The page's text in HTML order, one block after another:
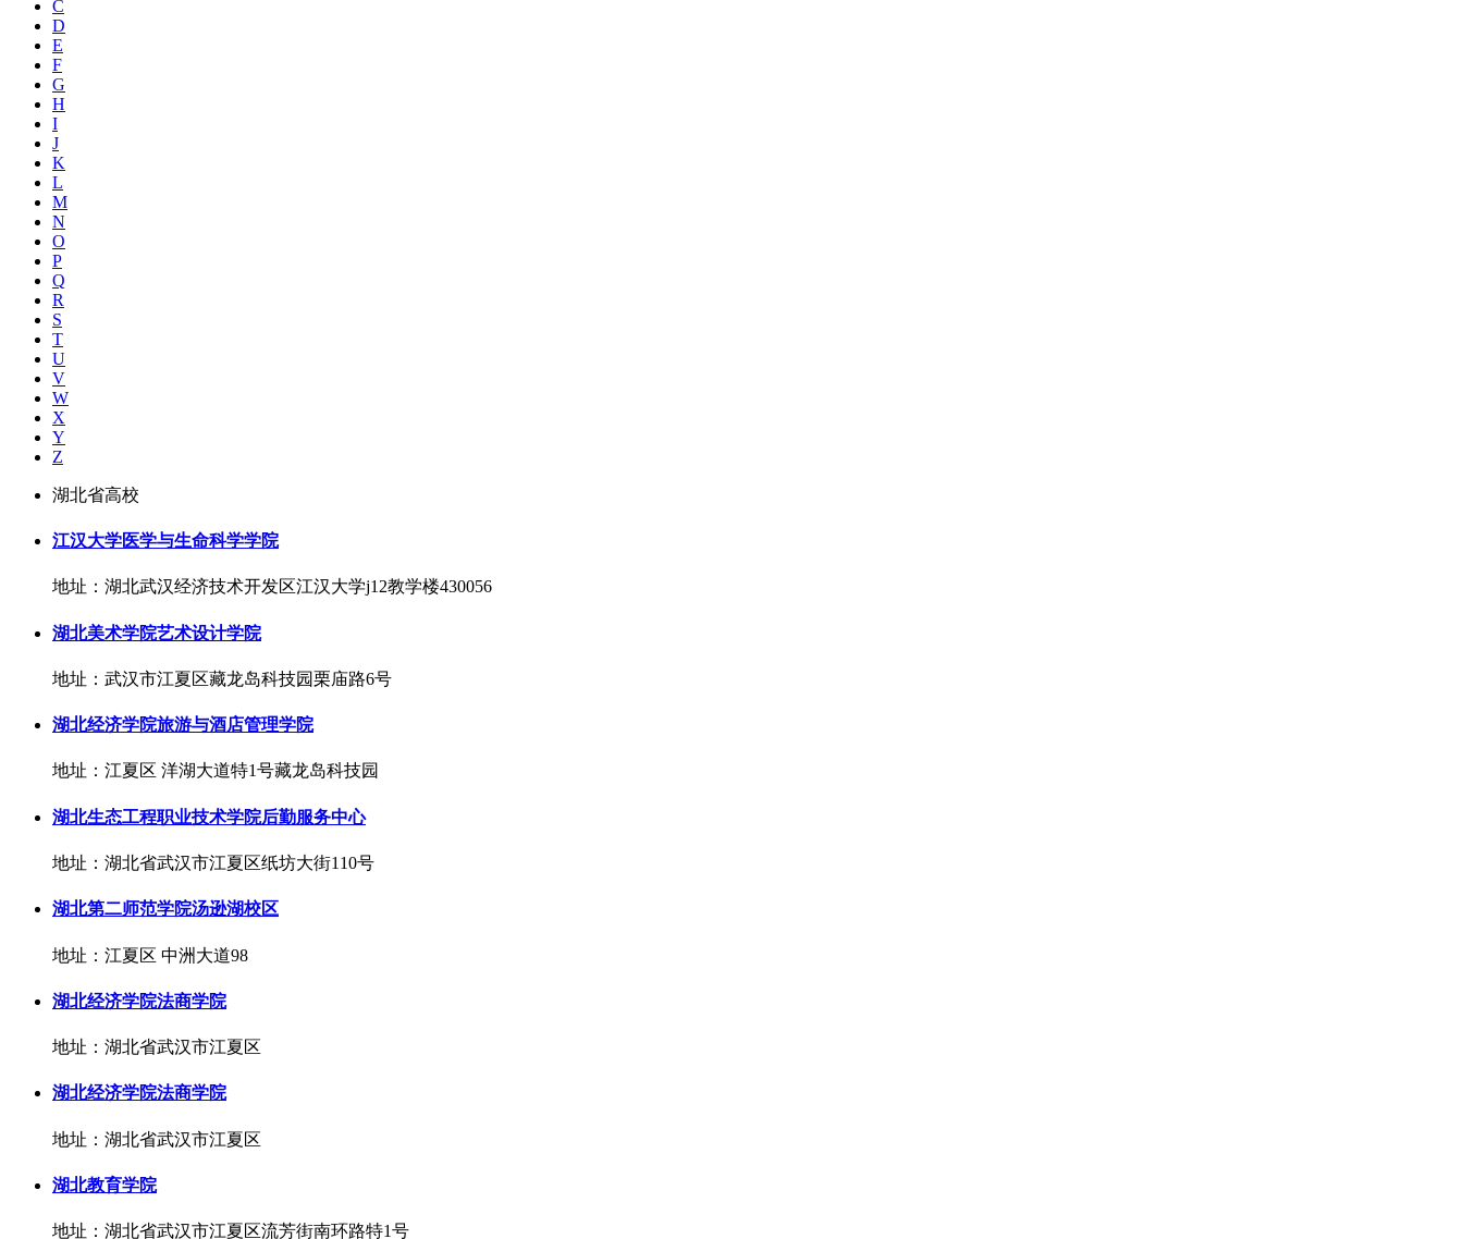
C
D
E
F
G
H
I
J
K
L
M
N
O
P
Q
R
S
T
U
V
W
X
Y
Z
湖北省高校
江汉大学医学与生命科学学院
地址：湖北武汉经济技术开发区江汉大学j12教学楼430056
湖北美术学院艺术设计学院
地址：武汉市江夏区藏龙岛科技园栗庙路6号
湖北经济学院旅游与酒店管理学院
地址：江夏区 洋湖大道特1号藏龙岛科技园
湖北生态工程职业技术学院后勤服务中心
地址：湖北省武汉市江夏区纸坊大街110号
湖北第二师范学院汤逊湖校区
地址：江夏区 中洲大道98
湖北经济学院法商学院
地址：湖北省武汉市江夏区
湖北经济学院法商学院
地址：湖北省武汉市江夏区
湖北教育学院
地址：湖北省武汉市江夏区流芳街南环路特1号